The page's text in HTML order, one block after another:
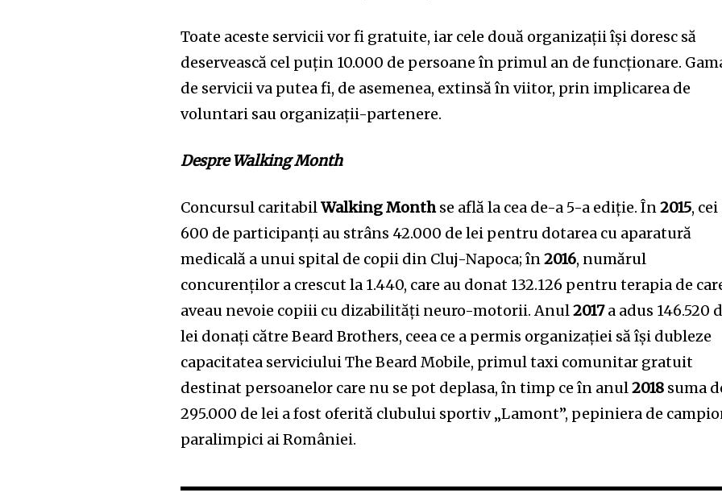
Toate aceste servicii vor fi gratuite, iar cele două organizații își doresc să
deservească cel puțin 10.000 de persoane în primul an de funcționare.
de servicii va putea fi, de asemenea, extinsă în viitor, prin implicarea de
voluntari sau organizații-partenere.
Despre Walking Month
Concursul caritabilWalking Monthse află la cea de-a 5-a ediție. În2015, cei
600 de participanți au strâns 42.000 de lei pentru dotarea cu aparatură
medicală a unui spital de copii din Cluj-Napoca; în2016, numărul
concurenților a crescut la 1.440, care au donat 132.126 pentru terapia de
aveau nevoie copiii cu dizabilități neuro-motorii. Anul2017a adus 146.520
lei donați către Beard Brothers, ceea ce a permis organizației să își dubleze
capacitatea serviciului The Beard Mobile, primul taxi comunitar gratuit
destinat persoanelor care nu se pot deplasa, în timp ce în anul2018 suma
295.000 de lei a fost oferită clubului sportiv „Lamont”, pepiniera de
paralimpici ai României.